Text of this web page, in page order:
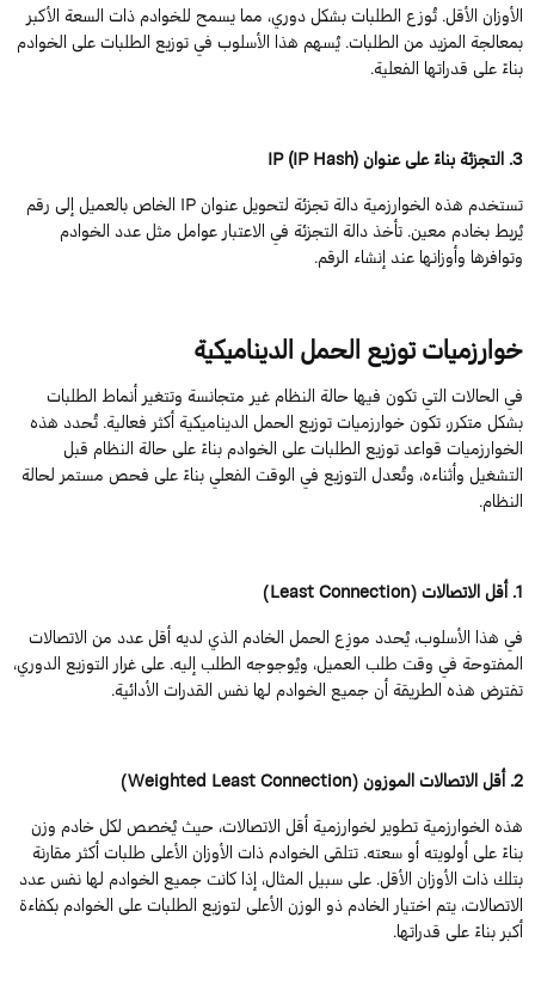
الأوزان الأقل. تُوزع الطلبات بشكل دوري، مما يسمح للخوادم ذات السعة الأكبر
بمعالجة المزيد من الطلبات. يُسهم هذا الأسلوب في توزيع الطلبات على الخوادم
بناءً على قدراتها الفعلية.
3
.التجزئةبناءًعلىعنوان IP (IPHash)
تستخدم هذه الخوارزمية دالة تجزئة لتحويل عنوانIP الخاص بالعميل إلى رقم
يُربطبخادممعين. تأخذ دالة التجزئة في الاعتبار عوامل مثل عدد الخوادم
وتوافرها وأوزانها عند إنشاء الرقم.
خوارزمياتتوزيعالحملالديناميكية
في الحالات التي تكون فيها حالة النظام غير متجانسة وتتغير أنماط الطلبات
بشكل متكرر، تكون خوارزميات توزيع الحمل الديناميكية أكثر فعالية. تُحدد هذه
الخوارزميات قواعد توزيع الطلبات على الخوادم بناءً على حالة النظام قبل
التشغيل وأثناءه، وتُعدل التوزيع في الوقت الفعلي بناءً على فحص مستمر لحالة
النظام.
1
.أقلالاتصالات(
LeastConnection
)
في هذا الأسلوب، يُحدد موزِع الحمل الخادم الذي لديه أقل عدد من الاتصالات
المفتوحة في وقت طلب العميل، ويُوجوجهالطلب إليه. على غرار التوزيع الدوري،
تفترض هذه الطريقة أن جميع الخوادم لها نفس القدرات الأدائية.
2
.أقلالاتصالاتالموزون(
Weighted LeastConnection
)
هذه الخوارزمية تطوير لخوارزمية أقل الاتصالات، حيث يُخصص لكلخادموزن
بناءً على أولويته أو سعته. تتلقى الخوادم ذات الأوزان الأعلى طلبات أكثر مقارنة
بتلك ذات الأوزان الأقل. على سبيل المثال، إذا كانت جميع الخوادم لها نفس عدد
الاتصالات، يتم اختيار الخادم ذو الوزن الأعلى لتوزيع الطلبات على الخوادم بكفاءة
أكبر بناءً على قدراتها.